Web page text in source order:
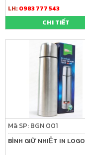
LH:0983 777 543
CHI TIẾT
Mã SP: BGN 001
BÌNH GIỮ NHIỆT IN LOGO